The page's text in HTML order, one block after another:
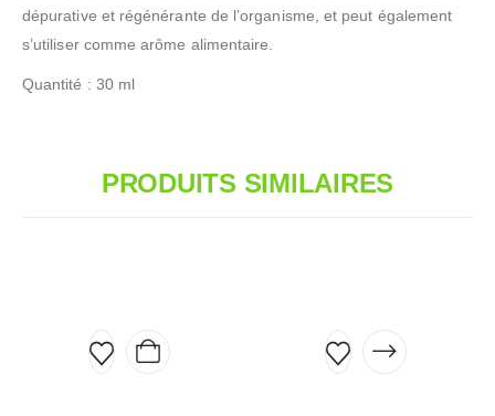
dépurative et régénérante de l’organisme, et peut également
s’utiliser comme arôme alimentaire.
Quantité : 30 ml
PRODUITS SIMILAIRES